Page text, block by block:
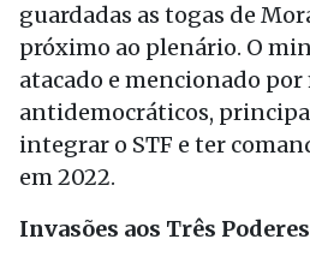
guardadas as togas de
próximo ao plenário. O
atacado e mencionado
antidemocráticos,
integrar o STF e ter
em 2022.
Invasões aos Três Poderes